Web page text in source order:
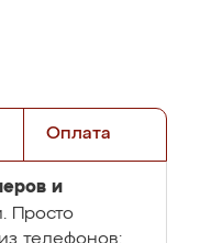
Оплата
и
Просто